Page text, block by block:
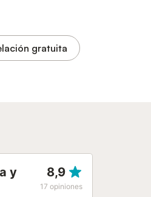
gratuita
y
8,9
17 opiniones